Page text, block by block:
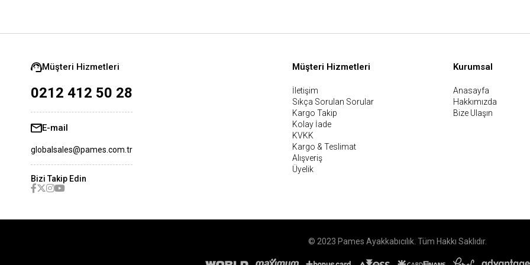
Müşteri Hizmetleri
0212 412 50 28
E-mail
globalsales@pames.com.tr
Bizi Takip Edin
Müşteri Hizmetleri
İletişim
Sıkça Sorulan Sorular
Kargo Takip
Kolay İade
KVKK
Kargo & Teslimat
Alışveriş
Üyelik
Kurumsal
Anasayfa
Hakkımızda
Bize Ulaşın
© 2023 Pames Ayakkabıcılık. Tüm Hakkı Saklıdır.